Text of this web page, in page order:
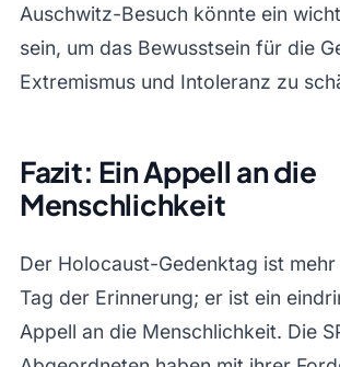
Auschwitz-Besuch könnte ein
sein, um das Bewusstsein für die
Extremismus und Intoleranz zu
Fazit: Ein Appell an die
Menschlichkeit
Der Holocaust-Gedenktag ist mehr
Tag der Erinnerung; er ist ein
Appell an die Menschlichkeit. Die